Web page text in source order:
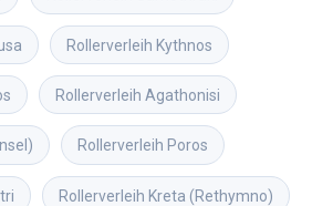
Rollerverleih Kythnos
Rollerverleih Agathonisi
Rollerverleih Poros
Rollerverleih Kreta (Rethymno)